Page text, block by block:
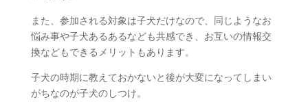
また、参加される対象は子犬だけなので、同じようなお
悩み事や子犬あるあるなども共感でき、お互いの情報交
換などもできるメリットもあります。
子犬の時期に教えておかないと後が大変になってしまい
がちなのが子犬のしつけ。